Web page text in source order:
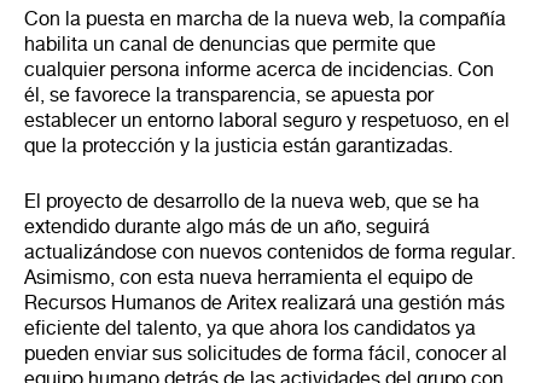
Con la puesta en marcha de la nueva web, la compañía
habilita un canal de denuncias que permite que
cualquier persona informe acerca de incidencias. Con
él, se favorece la transparencia, se apuesta por
establecer un entorno laboral seguro y respetuoso, en el
que la protección y la justicia están garantizadas.
El proyecto de desarrollo de la nueva web, que se ha
extendido durante algo más de un año, seguirá
actualizándose con nuevos contenidos de forma regular.
Asimismo, con esta nueva herramienta el equipo de
Recursos Humanos de Aritex realizará una gestión más
eficiente del talento, ya que ahora los candidatos ya
pueden enviar sus solicitudes de forma fácil, conocer al
equipo humano detrás de las actividades del grupo con